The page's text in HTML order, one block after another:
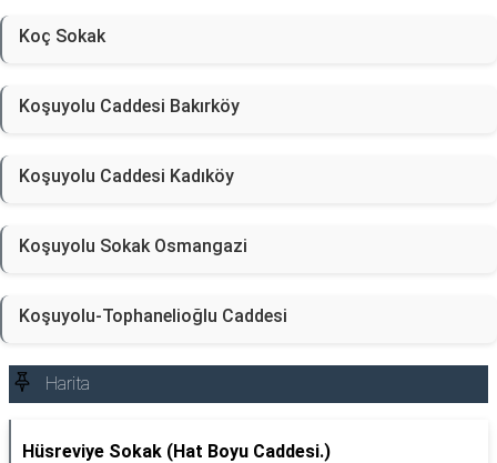
Koç Sokak
Koşuyolu Caddesi Bakırköy
Koşuyolu Caddesi Kadıköy
Koşuyolu Sokak Osmangazi
Koşuyolu-Tophanelioğlu Caddesi
Harita
Hüsreviye Sokak (Hat Boyu Caddesi.)